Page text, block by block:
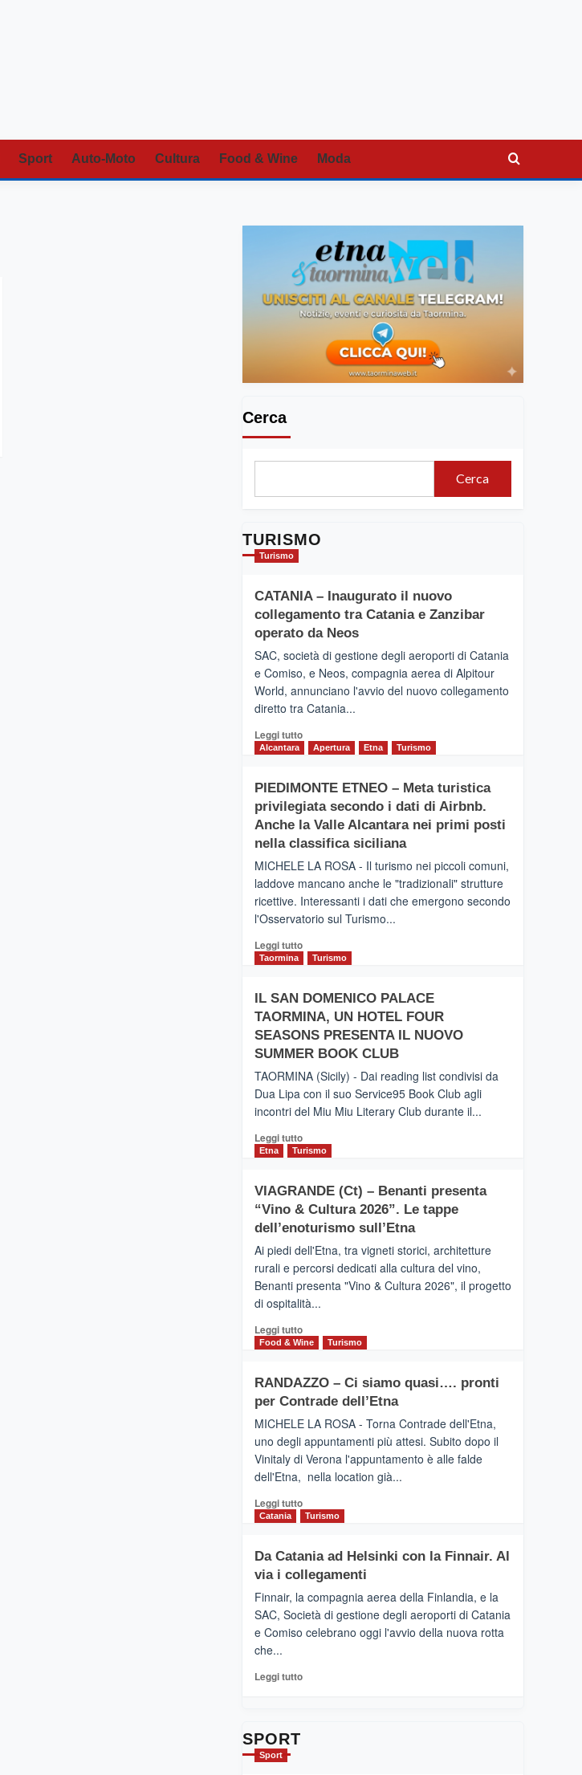
Sport Auto-Moto Cultura Food & Wine Moda
Cerca
Cerca
TURISMO
Turismo
CATANIA – Inaugurato il nuovo
collegamento tra Catania e Zanzibar
operato da Neos
SAC, società di gestione degli aeroporti di Catania
e Comiso, e Neos, compagnia aerea di Alpitour
World, annunciano l'avvio del nuovo collegamento
diretto tra Catania...
Leggi tuttoLeggi
CATANIA
–
Inaugurato
il
collegamento
tra
Catania
e
operato
da
Alcantara Apertura Etna Turismo
PIEDIMONTE ETNEO – Meta turistica
privilegiata secondo i dati di Airbnb.
Anche la Valle Alcantara nei primi posti
nella classifica siciliana
MICHELE LA ROSA - Il turismo nei piccoli comuni,
laddove mancano anche le "tradizionali" strutture
ricettive. Interessanti i dati che emergono secondo
l'Osservatorio sul Turismo...
Leggi tuttoLeggi
PIEDIMONTE
ETNEO
–
Meta
privilegiata
secondo
i
di
Airbnb.
la
Valle
Alcantara
nei
primi
classifica
siciliana
Taormina Turismo
IL SAN DOMENICO PALACE
TAORMINA, UN HOTEL FOUR
SEASONS PRESENTA IL NUOVO
SUMMER BOOK CLUB
TAORMINA (Sicily) - Dai reading list condivisi da
Dua Lipa con il suo Service95 Book Club agli
incontri del Miu Miu Literary Club durante il...
Leggi tuttoLeggi
di
IL
SAN
DOMENICO
TAORMINA,
UN
HOTEL
FOUR
PRESENTA
IL
SUMMER
BOOK
CLUB
Etna Turismo
VIAGRANDE (Ct) – Benanti presenta
“Vino & Cultura 2026”. Le tappe
dell’enoturismo sull’Etna
Ai piedi dell'Etna, tra vigneti storici, architetture
rurali e percorsi dedicati alla cultura del vino,
Benanti presenta "Vino & Cultura 2026", il progetto
di ospitalità...
Leggi tuttoLeggi
di
VIAGRANDE
(Ct)
–
presenta
“Vino
&
2026”.
Le
dell’enoturismo
sull’Etna
Food & Wine Turismo
RANDAZZO – Ci siamo quasi…. pronti
per Contrade dell’Etna
MICHELE LA ROSA - Torna Contrade dell'Etna,
uno degli appuntamenti più attesi. Subito dopo il
Vinitaly di Verona l'appuntamento è alle falde
dell'Etna, nella location già...
Leggi tuttoLeggi
di
RANDAZZO
–
siamo
quasi….
pronti
dell’Etna
Catania Turismo
Da Catania ad Helsinki con la Finnair. Al
via i collegamenti
Finnair, la compagnia aerea della Finlandia, e la
SAC, Società di gestione degli aeroporti di Catania
e Comiso celebrano oggi l'avvio della nuova rotta
che...
Leggi tuttoLeggi
SPORT
Sport